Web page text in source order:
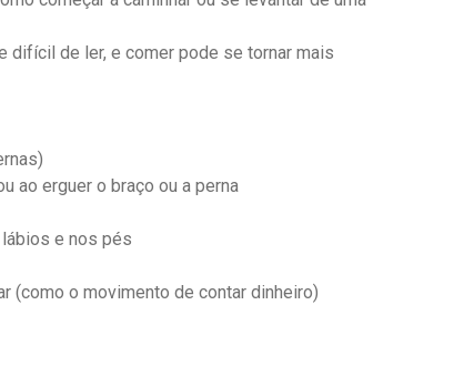
difícil de ler, e comer pode se tornar mais
ao erguer o braço ou a perna
e nos pés
(como o movimento de contar dinheiro)